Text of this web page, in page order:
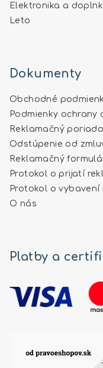
Elektronika a
Leto
Dokumenty
Obchodné
Podmienky ochrany
Reklamačný
Odstúpenie od
Reklamačný
Protokol o prijatí
Protokol o vybavení
O nás
Platby a